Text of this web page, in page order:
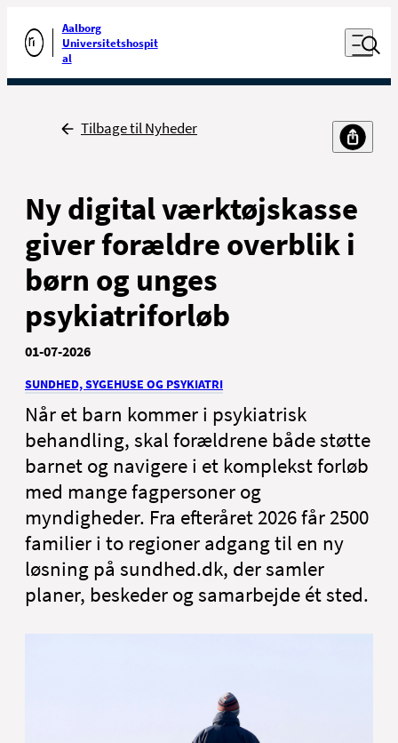
Gå til forsiden
Aalborg
Universitetshospit
al
Åben
Udfør søgning
For patienter og
For sundhedsfaglige
Kontakt
Job
Presse
Nyheder
Om Aalborg Universitetshospital
English
Tilbage til Nyheder
Ny digital værktøjskasse
giver forældre overblik i
børn og unges
psykiatriforløb
01-07-2026
SUNDHED, SYGEHUSE OG PSYKIATRI
Når et barn kommer i psykiatrisk
behandling, skal forældrene både støtte
barnet og navigere i et komplekst forløb
med mange fagpersoner og
myndigheder. Fra efteråret 2026 får 2500
familier i to regioner adgang til en ny
løsning på sundhed.dk, der samler
planer, beskeder og samarbejde ét sted.